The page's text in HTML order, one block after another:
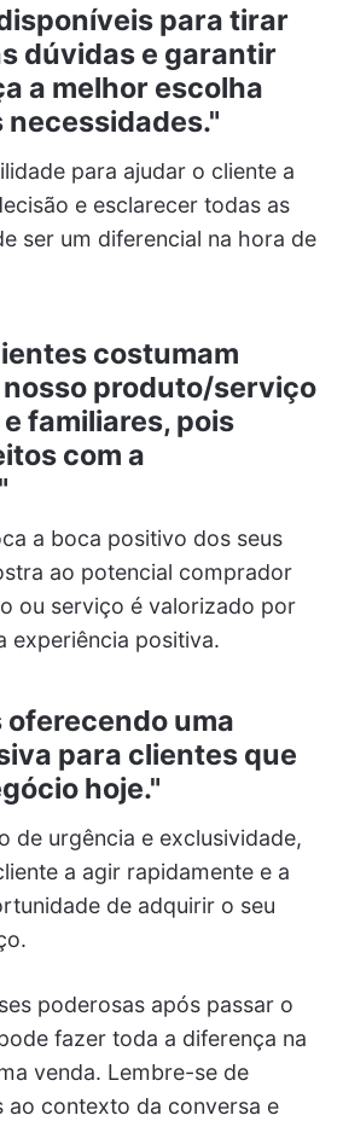
para tirar
dúvidas e garantir
a melhor escolha
necessidades."
para ajudar o cliente a
e esclarecer todas as
ser um diferencial na hora de
costumam
produto/serviço
familiares, pois
com a
a boca positivo dos seus
ao potencial comprador
ou serviço é valorizado por
experiência positiva.
oferecendo uma
para clientes que
hoje."
de urgência e exclusividade,
a agir rapidamente e a
de adquirir o seu
poderosas após passar o
fazer toda a diferença na
venda. Lembre-se de
ao contexto da conversa e